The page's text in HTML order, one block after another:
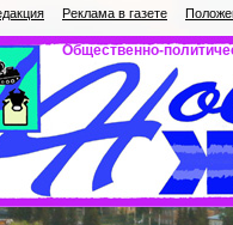
Реклама в газете
Общественно-